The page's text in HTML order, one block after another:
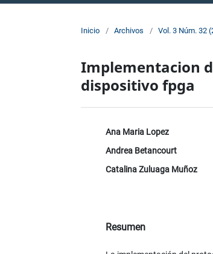
Inicio / Archivos / Vol. 3 Núm. 32
Implementacion
dispositivo fpga
Ana Maria Lopez
Andrea Betancourt
Catalina Zuluaga Muñoz
Resumen